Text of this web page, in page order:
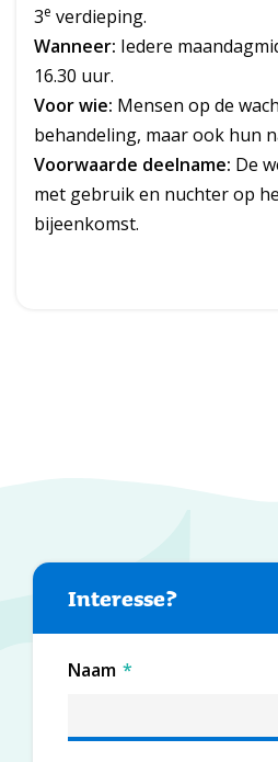
3e verdieping.
Wanneer: Iedere
16.30 uur.
Voor wie: Mensen op de
behandeling, maar ook hun
Voorwaarde deelname: De
met gebruik en nuchter op
bijeenkomst.
Interesse?
Naam *